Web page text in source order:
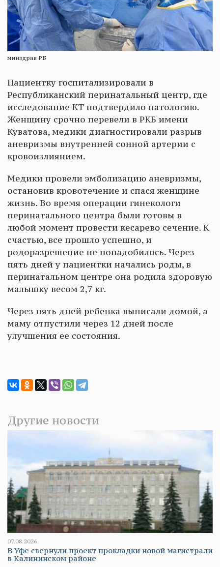
минздрав РБ
Пациентку госпитализировали в
Республиканский перинатальный центр, где
исследование КТ подтвердило патологию.
Женщину срочно перевели в РКБ имени
Куватова, медики диагностировали разрыв
аневризмы внутренней сонной артерии с
кровоизлиянием.
Медики провели эмболизацию аневризмы,
остановив кровотечение и спася женщине
жизнь. Во время операции гинекологи
перинатального центра были готовы в
любой момент провести кесарево сечение. К
счастью, все прошло успешно, и
родоразрешение не понадобилось. Через
пять дней у пациентки начались роды, в
перинатальном центре она родила здоровую
малышку весом 2,7 кг.
Через пять дней ребенка выписали домой, а
маму отпустили через 12 дней после
улучшения ее состояния.
Другие новости
07.08.2026
В Уфе свернули проект прокладки новой магистрали
в Калининском районе